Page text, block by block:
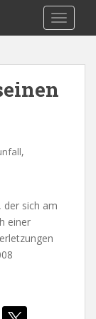
,
der sich am
einer